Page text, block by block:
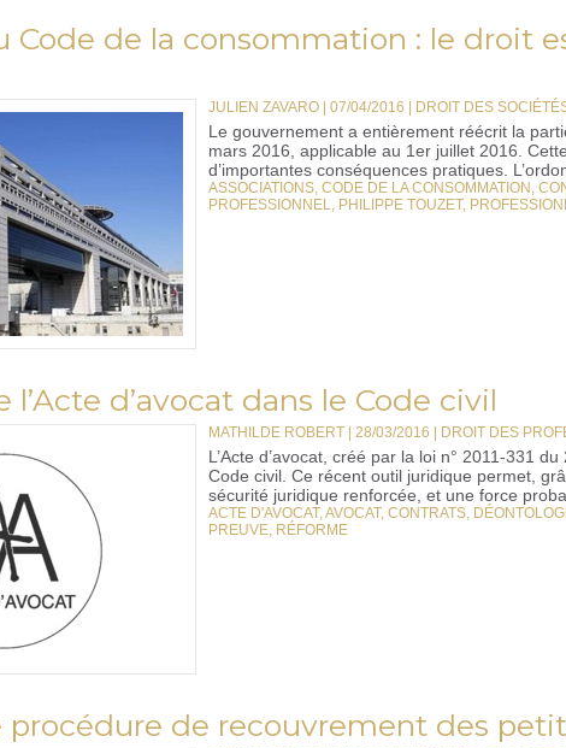
Code de la consommation : le droit
JULIEN ZAVARO | 07/04/2016 DROIT DES
Le gouvernement a entièrement réécrit la
mars 2016, applicable au 1er juillet 2016.
d’importantes conséquences pratiques.
ASSOCIATIONS, CODE DE LA CONSOMMATION ,
PROFESSIONNEL, PHILIPPE TOUZET,
d’avocat dans le Code civil
MATHILDE ROBERT | 28/03/2016 DROIT DES
L’Acte d’avocat, créé par la loi n° 2011-331
Code civil. Ce récent outil juridique permet,
sécurité juridique renforcée, et une force
ACTE D'AVOCAT,AVOCAT, CONTRATS,
PREUVE, RÉFORME
procédure de recouvrement des